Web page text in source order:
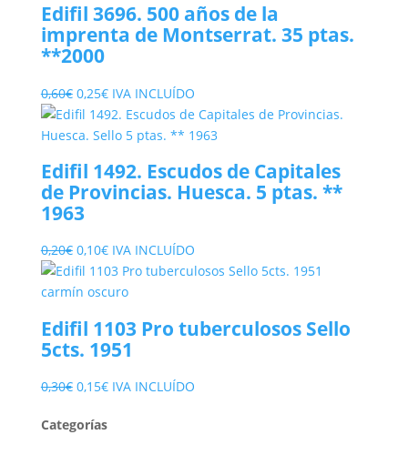
Edifil 3696. 500 años de la
imprenta de Montserrat. 35 ptas.
**2000
0,60€ El
precio
original
0,60€.
0,25€El
precio
actual
0,25€.
IVA INCLUÍDO
Edifil 1492. Escudos de Capitales
de Provincias. Huesca. 5 ptas. **
1963
0,20€ El
precio
original
0,20€.
0,10€El
precio
actual
0,10€.
IVA INCLUÍDO
Edifil 1103 Pro tuberculosos Sello
5cts. 1951
0,30€ El
original
0,15€El
actual
IVA INCLUÍDO
Categorías